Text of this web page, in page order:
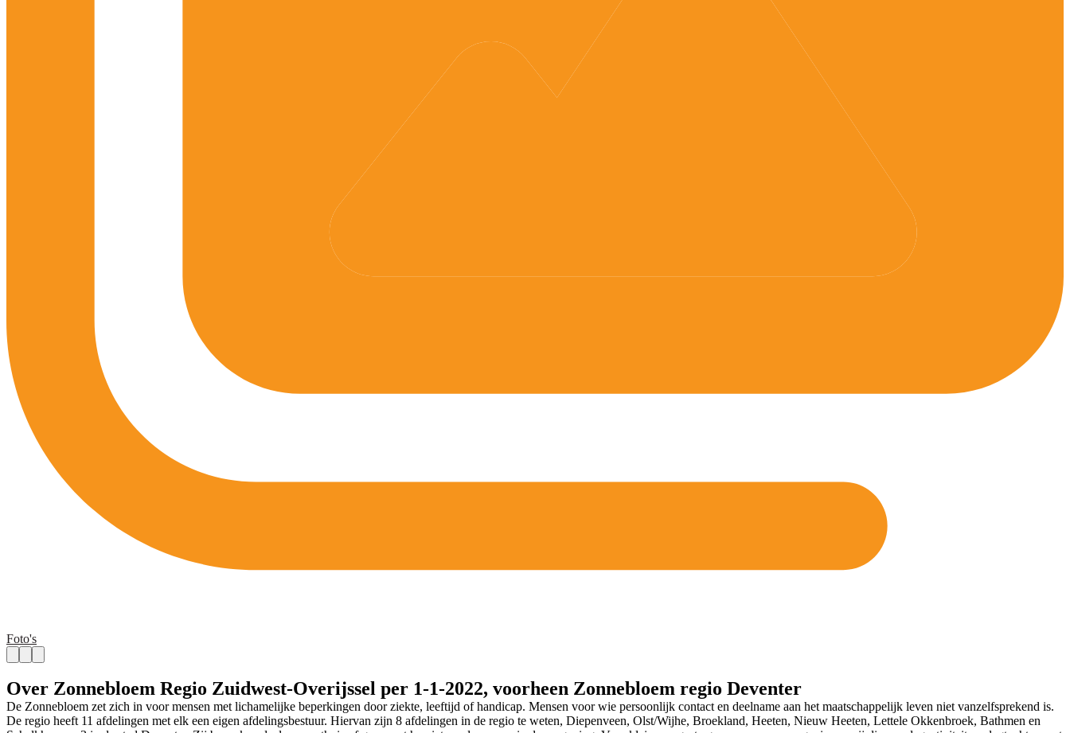
Foto's
Over Zonnebloem Regio Zuidwest-Overijssel per 1-1-2022, voorheen Zonnebloem regio Deventer
De Zonnebloem zet zich in voor mensen met lichamelijke beperkingen door ziekte, leeftijd of handicap. Mensen voor wie persoonlijk contact en deelname aan het maatschappelijk leven niet vanzelfsprekend is.
De regio heeft 11 afdelingen met elk een eigen afdelingsbestuur. Hiervan zijn 8 afdelingen in de regio te weten, Diepenveen, Olst/Wijhe, Broekland, Heeten, Nieuw Heeten, Lettele Okkenbroek, Bathmen en